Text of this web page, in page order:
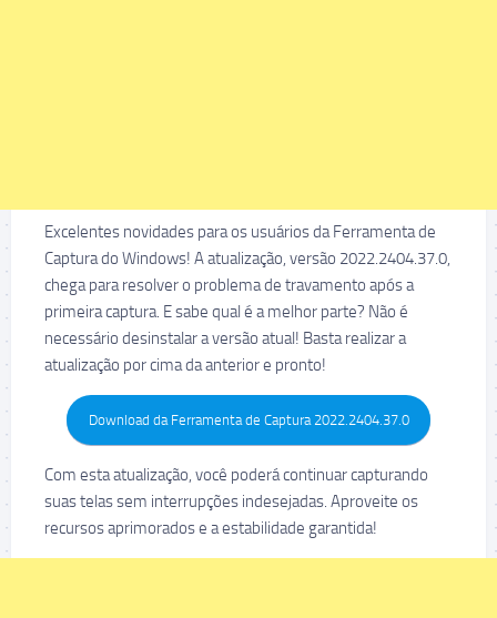
Excelentes novidades para os usuários da Ferramenta de
Captura do Windows! A atualização, versão 2022.2404.37.0,
chega para resolver o problema de travamento após a
primeira captura. E sabe qual é a melhor parte? Não é
necessário desinstalar a versão atual! Basta realizar a
atualização por cima da anterior e pronto!
Download da Ferramenta de Captura 2022.2404.37.0
Com esta atualização, você poderá continuar capturando
suas telas sem interrupções indesejadas. Aproveite os
recursos aprimorados e a estabilidade garantida!